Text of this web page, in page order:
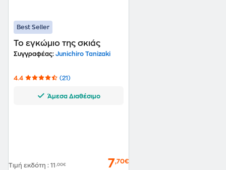
Best Seller
Το εγκώμιο της σκιάς
Συγγραφέας: Junichiro Tanizaki
4.4 (21)
Άμεσα Διαθέσιμο
Τιμή εκδότη : 11,00€ 7,70€